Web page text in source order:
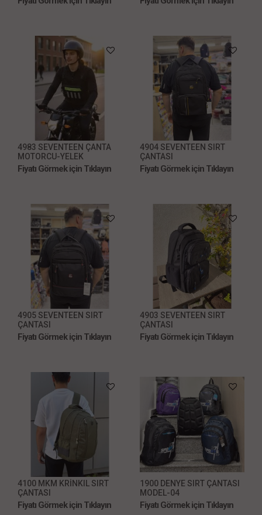
4983 SEVENTEEN ÇANTA
MOTORCU-YELEK
Fiyatı Görmek için Tıklayın
4904 SEVENTEEN SIRT
ÇANTASI
Fiyatı Görmek için Tıklayın
4905 SEVENTEEN SIRT
ÇANTASI
Fiyatı Görmek için Tıklayın
4903 SEVENTEEN SIRT
ÇANTASI
Fiyatı Görmek için Tıklayın
4100 MKM KRİNKIL SIRT
ÇANTASI
Fiyatı Görmek için Tıklayın
1900 DENYE SIRT ÇANTASI
MODEL-04
Fiyatı Görmek için Tıklayın